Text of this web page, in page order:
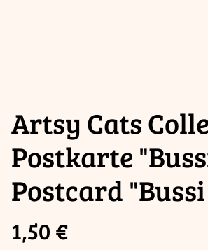
Artsy Cats
Postkarte
Postcard
1,50 €